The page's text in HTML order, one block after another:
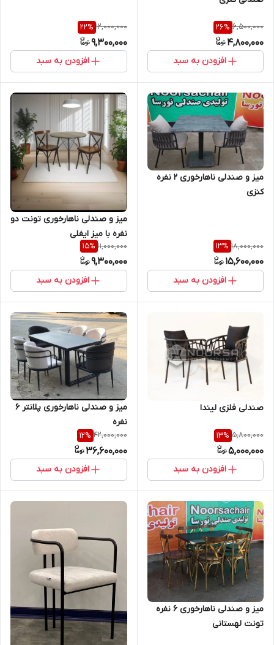
6,500,000
26%
4,800,000
افزودن به سبد
12,000,000
22%
9,300,000
افزودن به سبد
میز و صندلی ناهارخوری 2 نفره
کنزی
18,000,000
13%
15,600,000
افزودن به سبد
میز و صندلی ناهارخوری تونت دو
نفره با میز ایفلی
11,000,000
15%
9,300,000
افزودن به سبد
صندلی فلزی لیندا
5,800,000
13%
5,000,000
افزودن به سبد
میز و صندلی ناهارخوری پلانتر ۶
نفره
42,000,000
12%
36,600,000
افزودن به سبد
میز و صندلی ناهارخوری 6 نفره
تونت لهستانی